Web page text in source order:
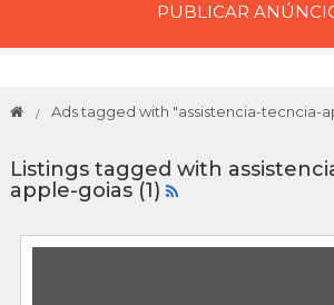
PUBLICAR
Ads tagged with "assistencia-tecncia-
Listings tagged with
apple-goias (1)